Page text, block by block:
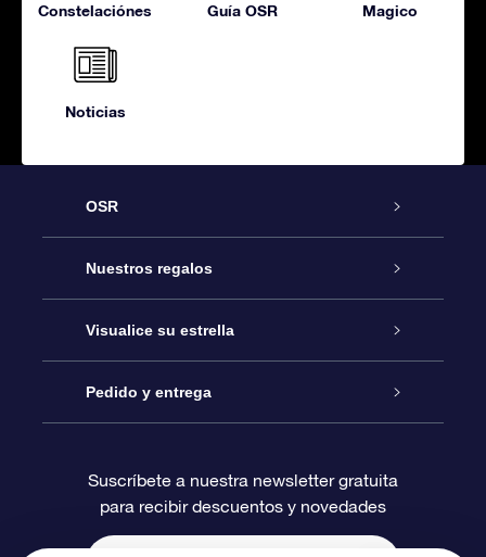
Constelaciónes Guía OSR Magico
Noticias
OSR
Atención
Contáctanos
Blog
Reseñas
Nuestros regalos
Regalo Estrella Online
Paquete de Regalo OSR
Tarjeta de Regalo OSR
Visualice su estrella
Registro estelar
Página de Estrella Personalizada
Pedido y entrega
Información de Pago
Suscríbete a nuestra newsletter gratuita
para recibir descuentos y novedades